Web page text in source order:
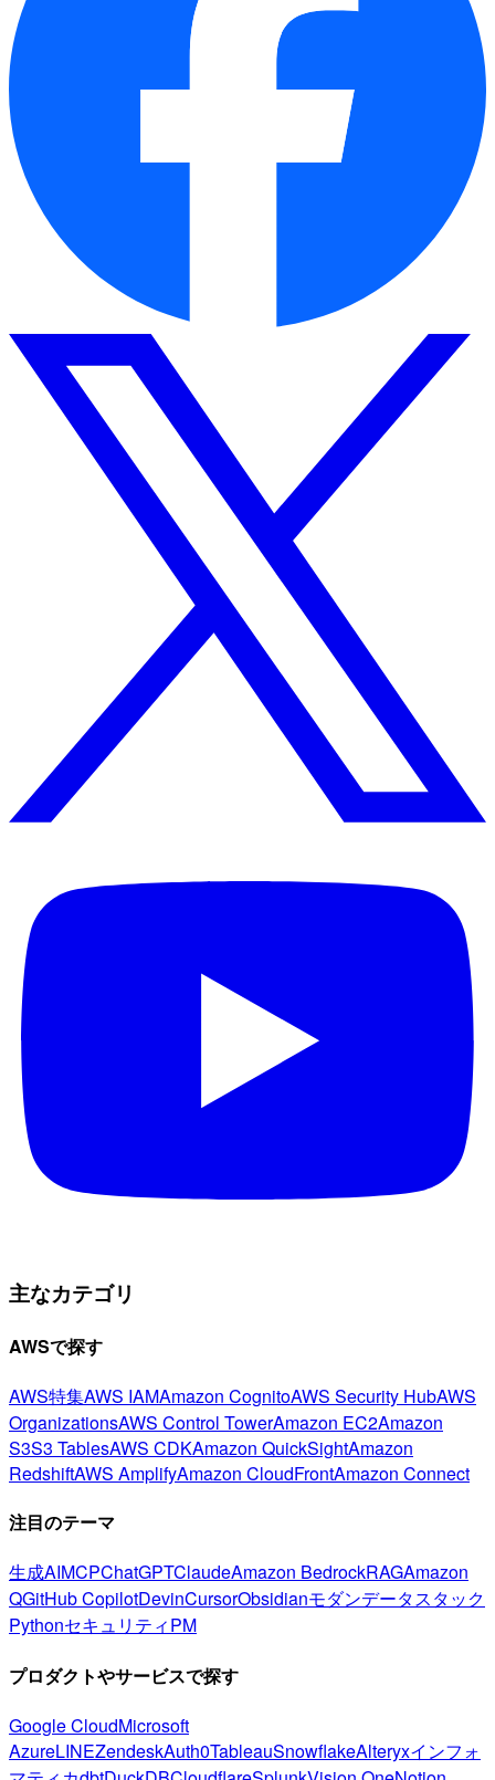
主なカテゴリ
AWSで探す
AWS特集AWS IAMAmazon CognitoAWS Security HubAWS
OrganizationsAWS Control TowerAmazon EC2Amazon
S3S3 TablesAWS CDKAmazon QuickSightAmazon
RedshiftAWS AmplifyAmazon CloudFrontAmazon Connect
注目のテーマ
生成AIMCPChatGPTClaudeAmazon BedrockRAGAmazon
QGitHub CopilotDevinCursorObsidianモダンデータスタック
PythonセキュリティPM
プロダクトやサービスで探す
Google CloudMicrosoft
AzureLINEZendeskAuth0TableauSnowflakeAlteryxインフォ